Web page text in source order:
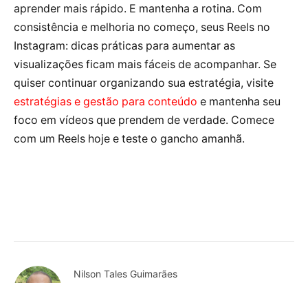
aprender mais rápido. E mantenha a rotina. Com
consistência e melhoria no começo, seus Reels no
Instagram: dicas práticas para aumentar as
visualizações ficam mais fáceis de acompanhar. Se
quiser continuar organizando sua estratégia, visite
estratégias e gestão para conteúdo e mantenha seu
foco em vídeos que prendem de verdade. Comece
com um Reels hoje e teste o gancho amanhã.
Nilson Tales Guimarães